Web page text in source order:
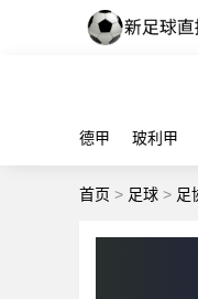
德甲 玻利甲
首页 > 足球 > 足